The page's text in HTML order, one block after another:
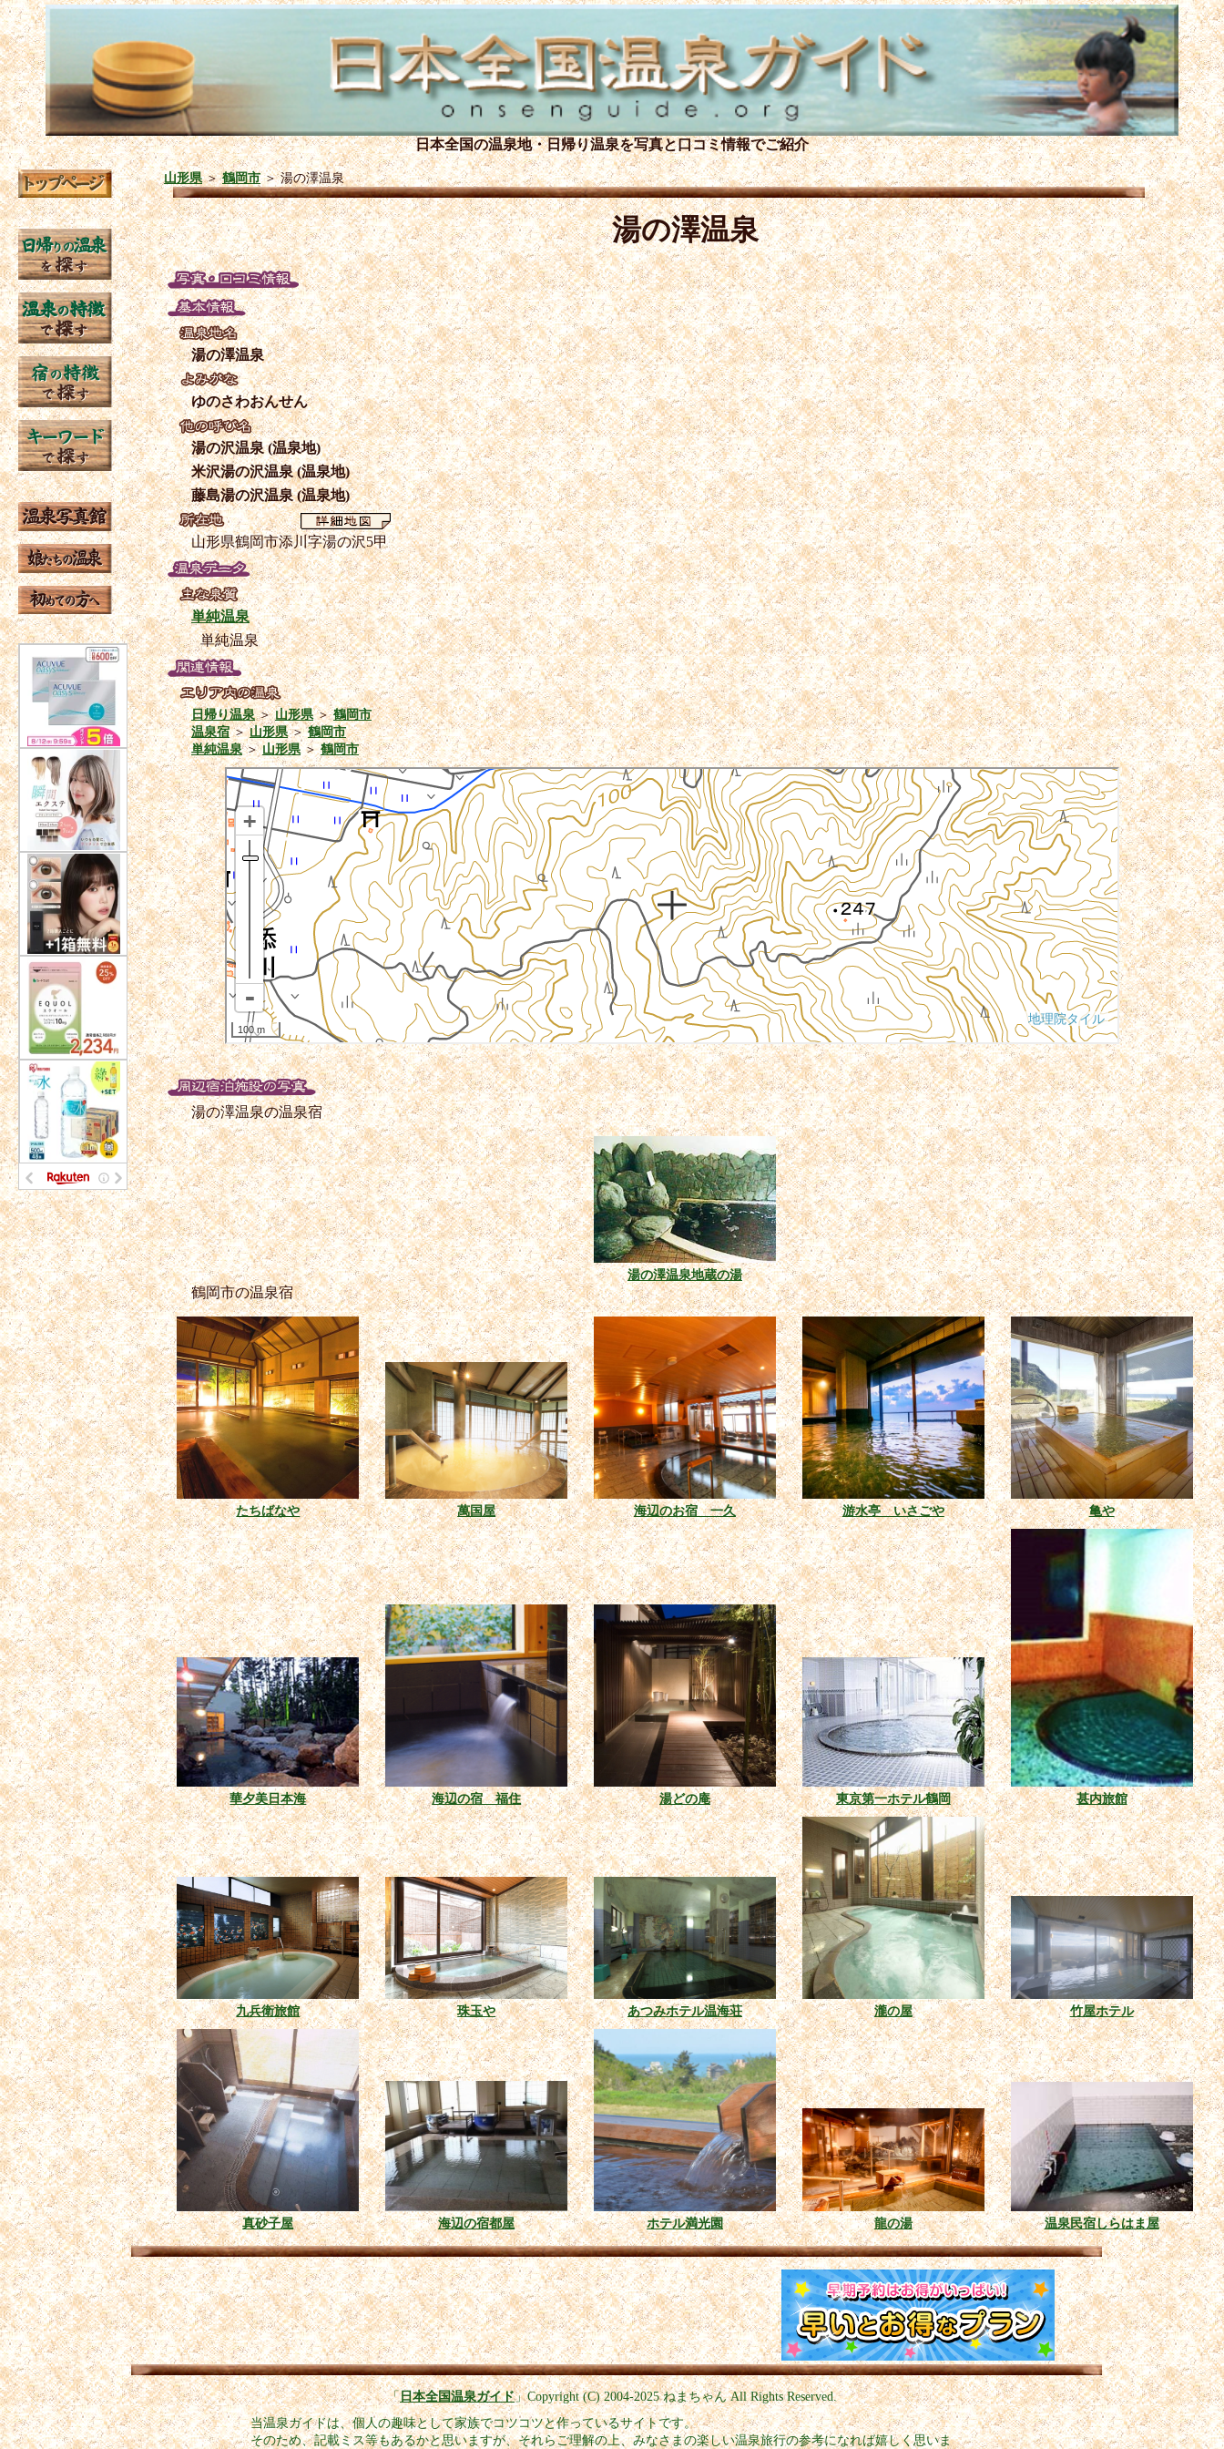
日本全国の温泉地・日帰り温泉を写真と口コミ情報でご紹介
山形県＞鶴岡市＞湯の澤温泉
湯の澤温泉
湯の澤温泉
ゆのさわおんせん
湯の沢温泉 (温泉地)
米沢湯の沢温泉 (温泉地)
藤島湯の沢温泉 (温泉地)
山形県鶴岡市添川字湯の沢5甲
単純温泉
単純温泉
日帰り温泉＞山形県＞鶴岡市
温泉宿＞山形県＞鶴岡市
単純温泉＞山形県＞鶴岡市
湯の澤温泉の温泉宿
湯の澤温泉地蔵の湯
鶴岡市の温泉宿
たちばなや 萬国屋 海辺のお宿 一久 游水亭 いさごや 亀や
華夕美日本海 海辺の宿 福住 湯どの庵 東京第一ホテル鶴岡 甚内旅館
九兵衛旅館 珠玉や あつみホテル温海荘 瀧の屋 竹屋ホテル
真砂子屋 海辺の宿都屋 ホテル満光園 龍の湯 温泉民宿しらはま屋
「日本全国温泉ガイド」Copyright (C) 2004-2025ねまちゃん All Rights Reserved.
当温泉ガイドは、個人の趣味として家族でコツコツと作っているサイトです。
そのため、記載ミス等もあるかと思いますが、それらご理解の上、みなさまの楽しい温泉旅行の参考になれば嬉しく思いま